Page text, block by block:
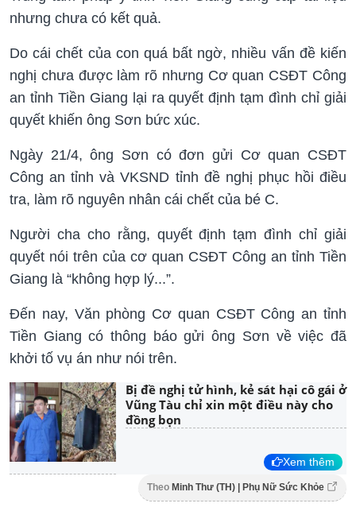
nhưng chưa có kết quả.
Do cái chết của con quá bất ngờ, nhiều vấn đề kiến
nghị chưa được làm rõ nhưng Cơ quan CSĐT Công
an tỉnh Tiền Giang lại ra quyết định tạm đình chỉ giải
quyết khiến ông Sơn bức xúc.
Ngày 21/4, ông Sơn có đơn gửi Cơ quan CSĐT
Công an tỉnh và VKSND tỉnh đề nghị phục hồi điều
tra, làm rõ nguyên nhân cái chết của bé C.
Người cha cho rằng, quyết định tạm đình chỉ giải
quyết nói trên của cơ quan CSĐT Công an tỉnh Tiền
Giang là “không hợp lý...”.
Đến nay, Văn phòng Cơ quan CSĐT Công an tỉnh
Tiền Giang có thông báo gửi ông Sơn về việc đã
khởi tố vụ án như nói trên.
Bị đề nghị tử hình, kẻ sát hại cô gái ở
Vũng Tàu chỉ xin một điều này cho
đồng bọn
Xem thêm
Theo Minh Thư (TH) | Phụ Nữ Sức Khỏe